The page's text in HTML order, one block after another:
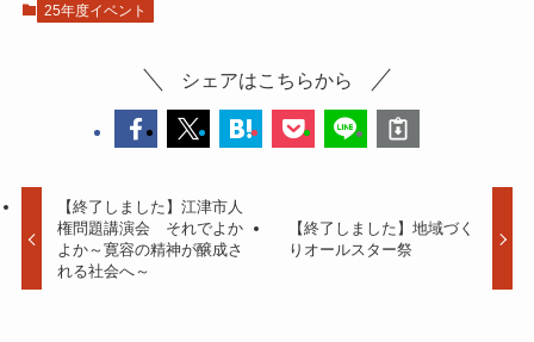
25年度イベント
シェアはこちらから
【終了しました】江津市人
権問題講演会 それでよか
よか～寛容の精神が醸成さ
れる社会へ～
【終了しました】地域づく
りオールスター祭